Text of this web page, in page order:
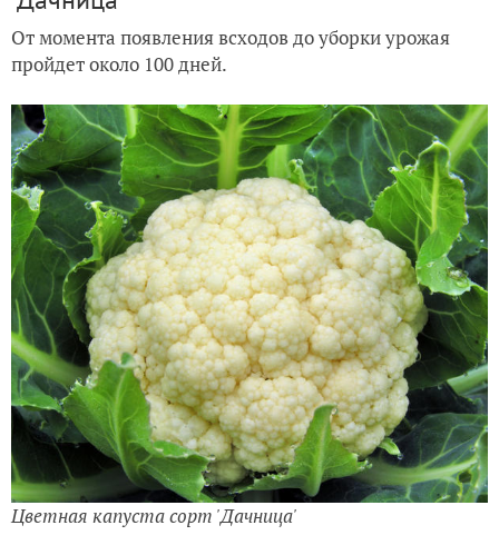
От момента появления всходов до уборки урожая
пройдет около 100 дней.
Цветная капуста сорт 'Дачница'